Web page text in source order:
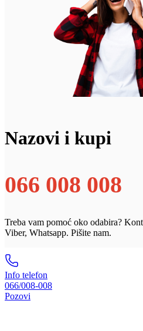
Nazovi i kupi
066 008 008
Treba vam pomoć oko odabira?
Viber, Whatsapp. Pišite nam.
Info telefon
066/008-008
Pozovi